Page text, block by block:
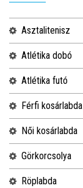
asztalitenisz
atlétika dobó
atlétika futó
férfi kosárlabda
női kosárlabda
görkorcsolya
röplabda